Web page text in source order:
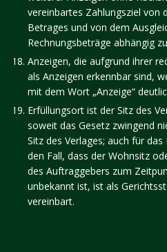
vereinbartes Zahlungsziel von
Betrages und von dem
Rechnungsbeträge abhängig
Anzeigen, die aufgrund ihrer
als Anzeigen erkennbar sind,
mit dem Wort „Anzeige“
Erfüllungsort ist der Sitz des
soweit das Gesetz zwingend
Sitz des Verlages; auch für
den Fall, dass der Wohnsitz
des Auftraggebers zum
unbekannt ist, ist als
vereinbart.